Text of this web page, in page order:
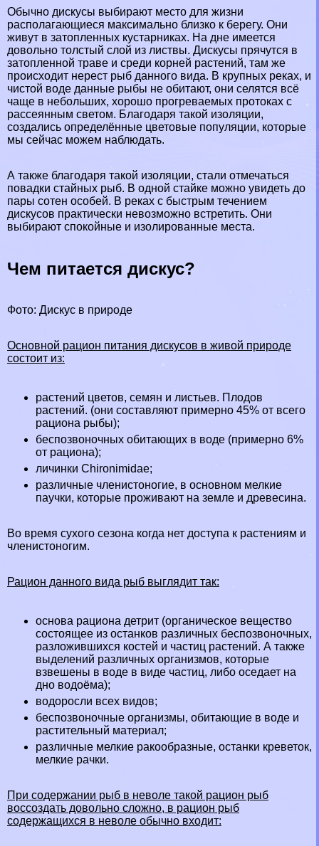
Обычно дискусы выбирают место для жизни
располагающиеся максимально близко к берегу. Они
живут в затопленных кустарниках. На дне имеется
довольно толстый слой из листвы. Дискусы прячутся в
затопленной траве и среди корней растений, там же
происходит нерест рыб данного вида. В крупных реках, и
чистой воде данные рыбы не обитают, они селятся всё
чаще в небольших, хорошо прогреваемых протоках с
рассеянным светом. Благодаря такой изоляции,
создались определённые цветовые популяции, которые
мы сейчас можем наблюдать.
А также благодаря такой изоляции, стали отмечаться
повадки стайных рыб. В одной стайке можно увидеть до
пары сотен особей. В реках с быстрым течением
дискусов пpaктически невозможно встретить. Они
выбирают спокойные и изолированные места.
Чем питается дискус?
Фото: Дискус в природе
Основной рацион питания дискусов в живой природе
состоит из:
растений цветов, семян и листьев. Плодов
растений. (они составляют примерно 45% от всего
рациона рыбы);
беспозвоночных обитающих в воде (примерно 6%
от рациона);
личинки Chironimidae;
различные члeнистоногие, в основном мелкие
паучки, которые проживают на земле и древесина.
Во время сухого сезона когда нет доступа к растениям и
члeнистоногим.
Рацион данного вида рыб выглядит так:
основа рациона детрит (органическое вещество
состоящее из останков различных беспозвоночных,
разложившихся костей и частиц растений. А также
выделений различных организмов, которые
взвешены в воде в виде частиц, либо оседает на
дно водоёма);
водоросли всех видов;
беспозвоночные организмы, обитающие в воде и
растительный материал;
различные мелкие paкообразные, останки креветок,
мелкие рачки.
При содержании рыб в неволе такой рацион рыб
воссоздать довольно сложно, в рацион рыб
содержащихся в неволе обычно входит: